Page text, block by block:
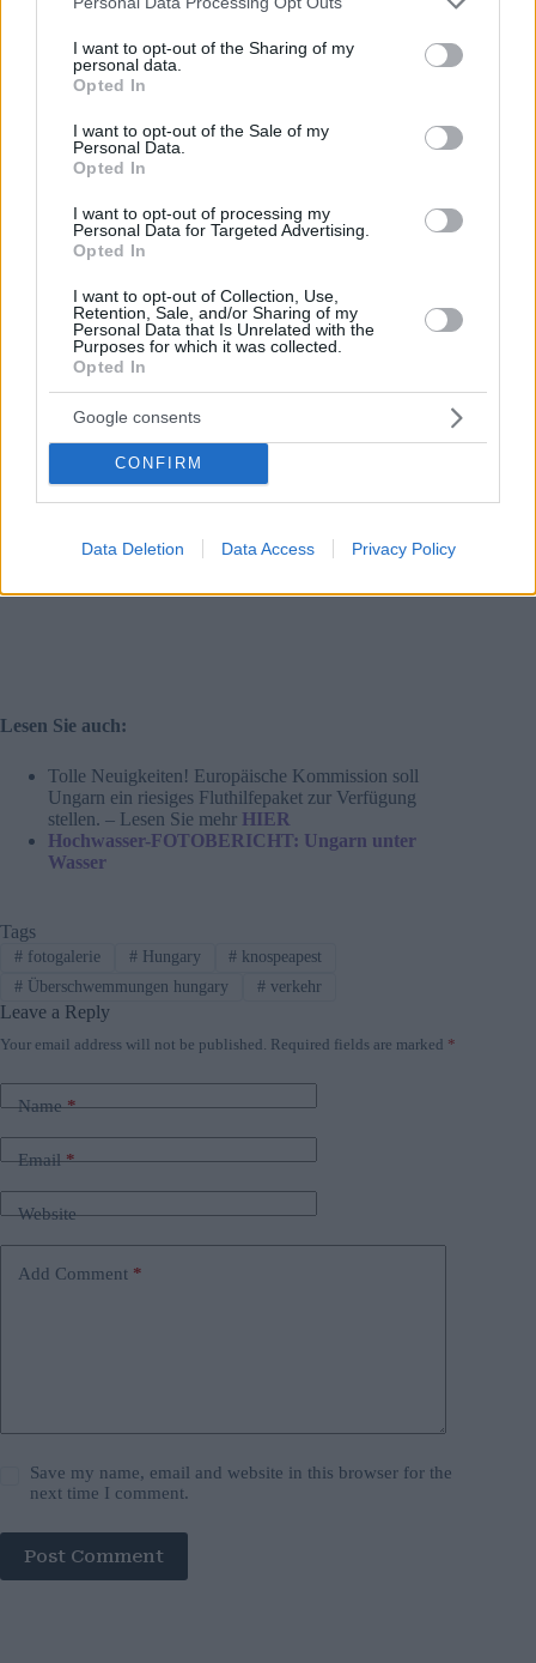
not limited to your visit or usage behaviour. You may click to
grant or deny consent to Google and its third-party tags to
use your data for below specified purposes in below Google
consent section.
I want to opt-out of the Sharing of my
personal data.
Opted In
I want to opt-out of the Sale of my
Personal Data.
Opted In
I want to opt-out of processing my
Personal Data for Targeted Advertising.
Opted In
I want to opt-out of Collection, Use,
Retention, Sale, and/or Sharing of my
Personal Data that Is Unrelated with the
Purposes for which it was collected.
Opted In
Google consents
CONFIRM
Data Deletion Data Access Privacy Policy
Lesen Sie auch:
Tolle Neuigkeiten! Europäische Kommission soll
Ungarn ein riesiges Fluthilfepaket zur Verfügung
stellen. – Lesen Sie mehr HIER
Hochwasser-FOTOBERICHT: Ungarn unter
Wasser
Tags
#fotogalerie #Hungary # knospeapest
#Überschwemmungen hungary #verkehr
Leave a Reply
Your email address will not be published. Required fields are marked *
Name*
Email*
Website
Add Comment *
Save my name, email and website in this browser for the
next time I comment.
Post Comment